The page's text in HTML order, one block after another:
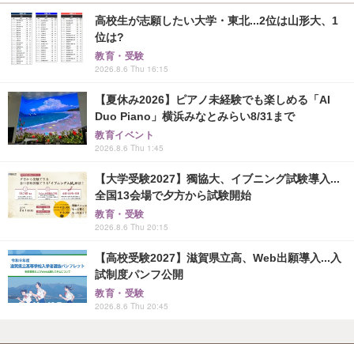
高校生が志願したい大学・東北...2位は山形大、1
位は?
教育・受験
2026.8.6 Thu 16:15
【夏休み2026】ピアノ未経験でも楽しめる「AI
Duo Piano」横浜みなとみらい8/31まで
教育イベント
2026.8.6 Thu 1:45
【大学受験2027】獨協大、イブニング試験導入...
全国13会場で夕方から試験開始
教育・受験
2026.8.6 Thu 20:15
【高校受験2027】滋賀県立高、Web出願導入...入
試制度パンフ公開
教育・受験
2026.8.6 Thu 20:45